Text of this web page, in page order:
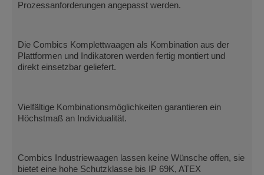
Prozessanforderungen angepasst werden.
Die Combics Komplettwaagen als Kombination aus der
Plattformen und Indikatoren werden fertig montiert und
direkt einsetzbar geliefert.
Vielfältige Kombinationsmöglichkeiten garantieren ein
Höchstmaß an Individualität.
Combics Industriewaagen lassen keine Wünsche offen, sie
bietet eine hohe Schutzklasse bis IP 69K, ATEX